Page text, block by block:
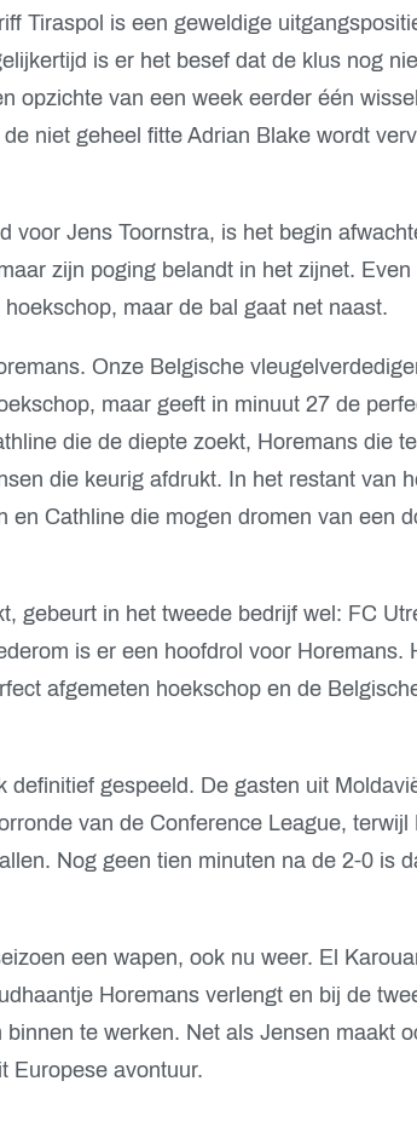
Tiraspol is een geweldige
is er het besef dat de klus nog
opzichte van een week eerder één
niet geheel fitte Adrian Blake wordt
voor Jens Toornstra, is het begin
zijn poging belandt in het zijnet. Even
maar de bal gaat net naast.
Onze Belgische
maar geeft in minuut 27 de
die de diepte zoekt, Horemans die
die keurig afdrukt. In het restant van
en Cathline die mogen dromen van een
gebeurt in het tweede bedrijf wel: FC
is er een hoofdrol voor Horemans.
afgemeten hoekschop en de
definitief gespeeld. De gasten uit
van de Conference League, terwijl
Nog geen tien minuten na de 2-0 is
een wapen, ook nu weer. El
Horemans verlengt en bij de
te werken. Net als Jensen maakt
Europese avontuur.